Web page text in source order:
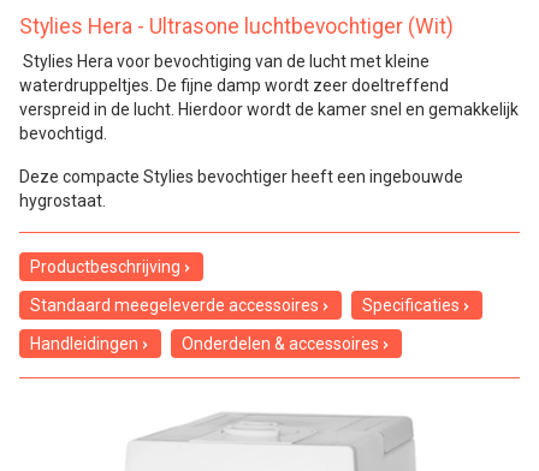
Stylies Hera - Ultrasone luchtbevochtiger (Wit)
Stylies Hera voor bevochtiging van de lucht met kleine
waterdruppeltjes. De fijne damp wordt zeer doeltreffend
verspreid in de lucht. Hierdoor wordt de kamer snel en gemakkelijk
bevochtigd.
Deze compacte Stylies bevochtiger heeft een ingebouwde
hygrostaat.
Productbeschrijving
Standaard meegeleverde accessoires
Specificaties
Handleidingen
Onderdelen & accessoires